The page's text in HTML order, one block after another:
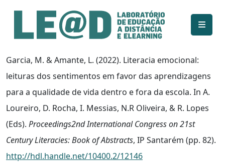
Ir para o conteúdo principal
Informações de acessibilidade
Mapa do site
Garcia, M. & Amante, L. (2022). Literacia emocional:
leituras dos sentimentos em favor das aprendizagens
para a qualidade de vida dentro e fora da escola. In A.
Loureiro, D. Rocha, I. Messias, N.R Oliveira, & R. Lopes
(Eds). Proceedings2nd International Congress on 21st
Century Literacies: Book of Abstracts, IP Santarém (pp. 82).
http://hdl.handle.net/10400.2/12146